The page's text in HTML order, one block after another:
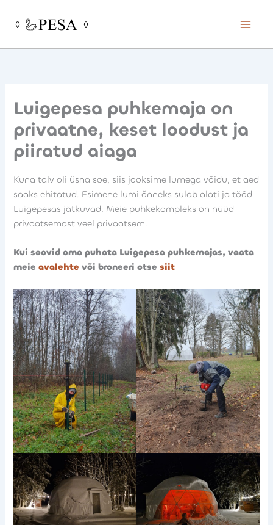
Luigepesa puhkemaja on
privaatne, keset loodust ja
piiratud aiaga
Kuna talv oli üsna soe, siis jooksime lumega võidu, et aed
saaks ehitatud. Esimene lumi õnneks sulab alati ja tööd
Luigepesas jätkuvad. Meie puhkekompleks on nüüd
privaatsemast veel privaatsem.
Kui soovid oma puhata Luigepesa puhkemajas, vaata
meieavalehte või broneeri otsesiit